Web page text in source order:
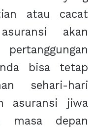
atau cacat
akan
bisa tetap
sehari-hari
asuransi jiwa
masa depan